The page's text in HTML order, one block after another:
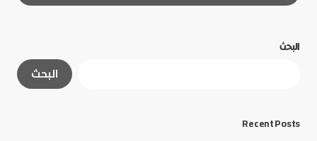
الحقول الإلزامية
البحث
البحث
Recent Posts